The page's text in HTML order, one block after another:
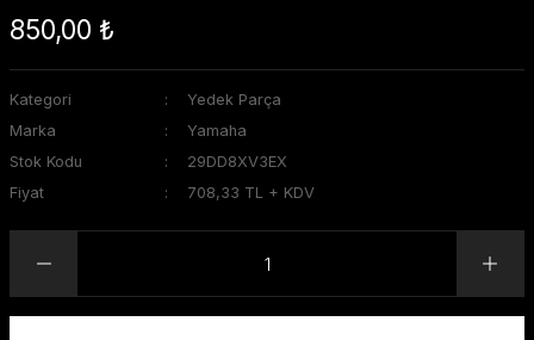
850,00 ₺
Kategori
Yedek Parça
Marka
Yamaha
Stok Kodu
29DD8XV3EX
Fiyat
708,33 TL + KDV